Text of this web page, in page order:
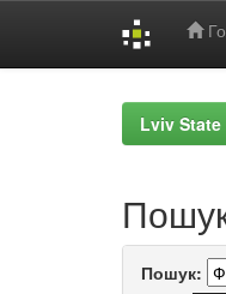
Lviv
Пошук: